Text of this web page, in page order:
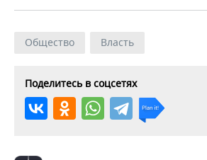
ХОККЕЙ С МЯЧОМ
ПРОИСШЕСТВИЯ
Общество Власть
Поделитесь в соцсетях